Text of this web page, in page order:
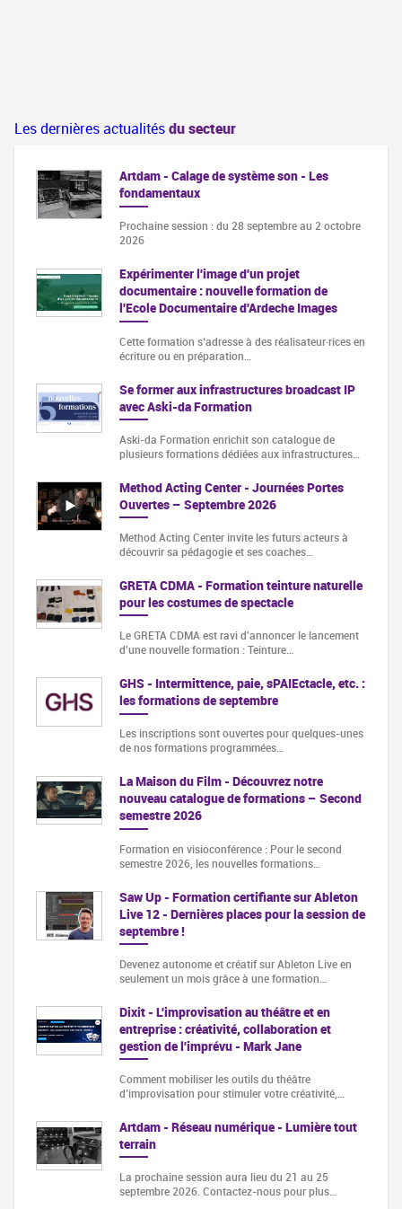
Les dernières actualitésdu secteur
Artdam - Calage de système son - Les
fondamentaux
Prochaine session : du 28 septembre au 2 octobre
2026
Expérimenter l'image d'un projet
documentaire : nouvelle formation de
l'Ecole Documentaire d'Ardeche Images
Cette formation s‘adresse à des réalisateur·rices en
écriture ou en préparation…
Se former aux infrastructures broadcast IP
avec Aski-da Formation
Aski-da Formation enrichit son catalogue de
plusieurs formations dédiées aux infrastructures…
Method Acting Center - Journées Portes
Ouvertes – Septembre 2026
Method Acting Center invite les futurs acteurs à
découvrir sa pédagogie et ses coaches…
GRETA CDMA - Formation teinture naturelle
pour les costumes de spectacle
Le GRETA CDMA est ravi d'annoncer le lancement
d'une nouvelle formation : Teinture…
GHS - Intermittence, paie, sPAIEctacle, etc. :
les formations de septembre
Les inscriptions sont ouvertes pour quelques-unes
de nos formations programmées…
La Maison du Film - Découvrez notre
nouveau catalogue de formations – Second
semestre 2026
Formation en visioconférence : Pour le second
semestre 2026, les nouvelles formations…
Saw Up - Formation certifiante sur Ableton
Live 12 - Dernières places pour la session de
septembre !
Devenez autonome et créatif sur Ableton Live en
seulement un mois grâce à une formation…
Dixit - L'improvisation au théâtre et en
entreprise : créativité, collaboration et
gestion de l'imprévu - Mark Jane
Comment mobiliser les outils du théâtre
d’improvisation pour stimuler votre créativité,…
Artdam - Réseau numérique - Lumière tout
terrain
La prochaine session aura lieu du 21 au 25
septembre 2026. Contactez-nous pour plus…